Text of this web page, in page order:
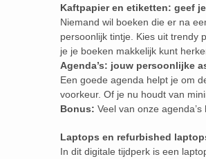
Kaftpapier en etiketten: geef
Niemand wil boeken die er na
persoonlijk tintje. Kies uit trendy
je je boeken makkelijk kunt
Agenda’s: jouw persoonlijke
Een goede agenda helpt je om
voorkeur. Of je nu houdt van
Bonus: Veel van onze
Laptops en refurbished
In dit digitale tijdperk is een